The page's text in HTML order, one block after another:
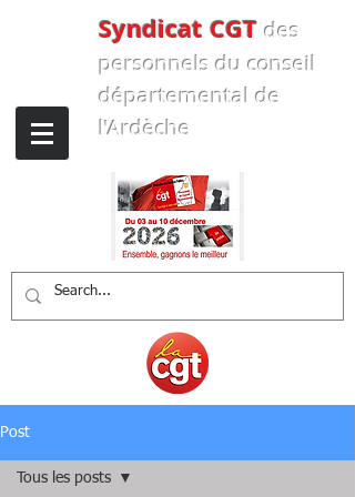
Syndicat CGT des
personnels du conseil
départemental de
l'Ardèche
Post
Tous les posts